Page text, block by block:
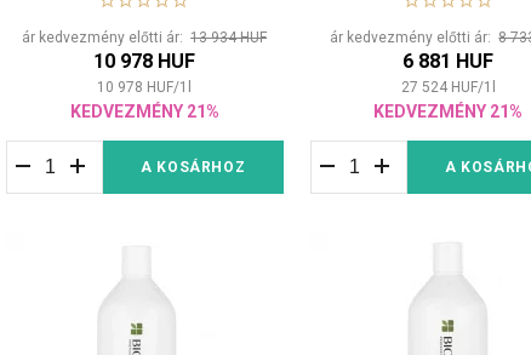
ár kedvezmény előtti ár:13 934 HUF
10 978 HUF
10 978 HUF/1
KEDVEZMÉNY 21%
A KOSÁRHOZ
ár kedvezmény előtti ár:8
6 881 HUF
27 524 HUF/1
KEDVEZMÉNY 21%
A